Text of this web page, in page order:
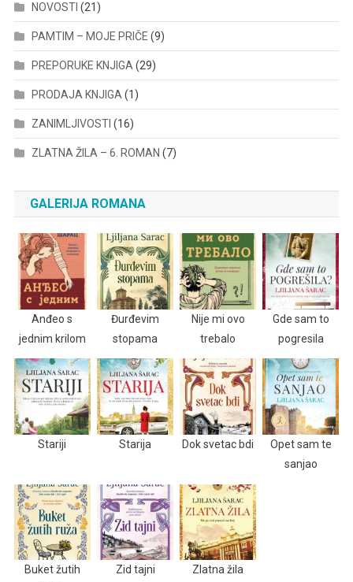
NOVOSTI (21)
PAMTIM – MOJE PRIČE (9)
PREPORUKE KNJIGA (29)
PRODAJA KNJIGA (1)
ZANIMLJIVOSTI (16)
ZLATNA ŽILA – 6. ROMAN (7)
GALERIJA ROMANA
Anđeo s
jednim krilom
Đurđevim
stopama
Nije mi ovo
trebalo
Gde sam to
pogresila
Stariji Starija Dok svetac bdi
Opet sam te
sanjao
Buket žutih
Zid tajni Zlatna žila